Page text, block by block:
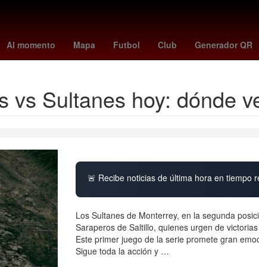
Al momento Mapa Futbol Club Generador QR
gema la casa de los famosos luna llena de ciervo luciano darderi
vs Sultanes hoy: dónde
🚨 Recibe noticias de última hora en tiempo
Los Sultanes de Monterrey, en la segunda
Saraperos de Saltillo, quienes urgen de
Este primer juego de la serie promete gran
Sigue toda la acción y …